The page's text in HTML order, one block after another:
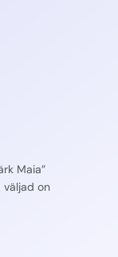
Maia”
väljad on